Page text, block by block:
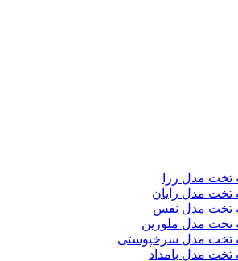
تخت مدل رزا
تخت مدل رایان
تخت مدل نفس
تخت مدل ملورین
تخت مدل سرخپوستی
تخت مدل بامداد